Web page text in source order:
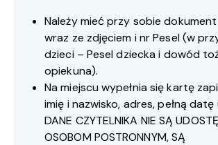
Należy mieć przy sobie
wraz ze zdjęciem i nr Pesel (w
dzieci – Pesel dziecka i dowód
opiekuna).
Na miejscu wypełnia się kartę
imię i nazwisko, adres, pełną
DANE CZYTELNIKA NIE SĄ
OSOBOM POSTRONNYM, SĄ